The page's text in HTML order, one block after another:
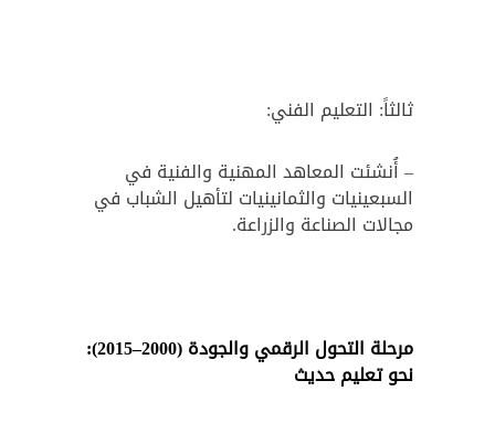
ثالثاً: التعليم الفني:
– أُنشئت المعاهد المهنية والفنية في
السبعينيات والثمانينيات لتأهيل الشباب في
مجالات الصناعة والزراعة.
مرحلة التحول الرقمي والجودة (2000–2015):
نحو تعليم حديث